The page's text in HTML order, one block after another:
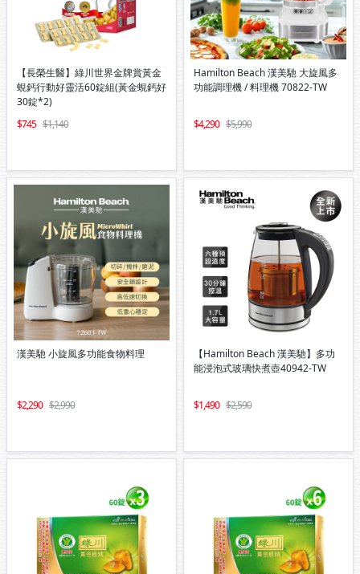
【長榮生醫】綠川世界金牌賞黃金
蜆鈣行動好靈活60錠組(黃金蜆鈣好
30錠*2)
745
1,140
Hamilton Beach 漢美馳 大旋風多
功能調理機 / 料理機 70822-TW
4,290 5,990
漢美馳 小旋風多功能食物料理
2,290 2,990
【Hamilton Beach 漢美馳】多功
能浸泡式玻璃快煮壺40942-TW
1,490 2,590